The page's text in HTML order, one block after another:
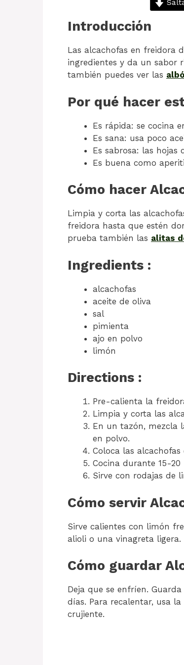
Introducción
Las alcachofas en freidora
ingredientes y da un sabor
también puedes ver las
Por qué hacer
Es rápida: se cocina
Es sana: usa poco
Es sabrosa: las hojas
Es buena como
Cómo hacer
Limpia y corta las
freidora hasta que estén
prueba también las alitas
Ingredients :
alcachofas
aceite de oliva
sal
pimienta
ajo en polvo
limón
Directions :
Pre-calienta la
Limpia y corta las
En un tazón, mezcla
en polvo.
Coloca las
Cocina durante 15-
Sirve con rodajas de
Cómo servir
Sirve calientes con limón
alioli o una vinagreta
Cómo guardar
Deja que se enfríen.
días. Para recalentar, usa
crujiente.